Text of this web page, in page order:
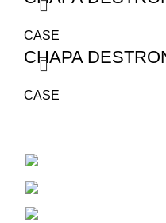
CASE
CHAPA
CASE